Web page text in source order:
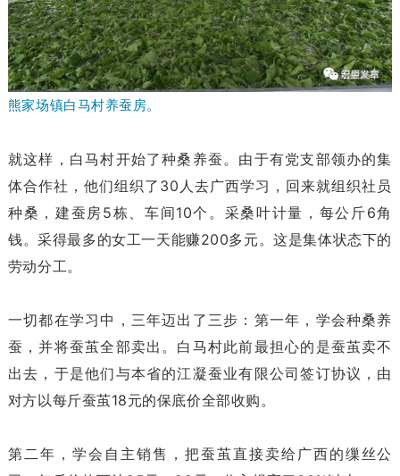
熊家场镇白马村养蚕房。
就这样，白马村开始了种桑养蚕。由于有党支部领办的集
体合作社，他们组织了30人去广西学习，回来就组织社员
种桑，建蚕房5栋、车间10个。采桑叶计量，每公斤6角
钱。采得最多的女工一天能赚200多元。这是集体状态下的
劳动分工。
一切都在学习中，三年迈出了三步：第一年，学会种桑养
蚕，并将蚕茧全部卖出。白马村此前最担心的是蚕茧卖不
出去，于是他们与本省的江凝蚕业有限公司签订协议，由
对方以每斤蚕茧18元的保底价全部收购。
第二年，学会自主销售，把蚕茧直接卖给广西的缫丝公